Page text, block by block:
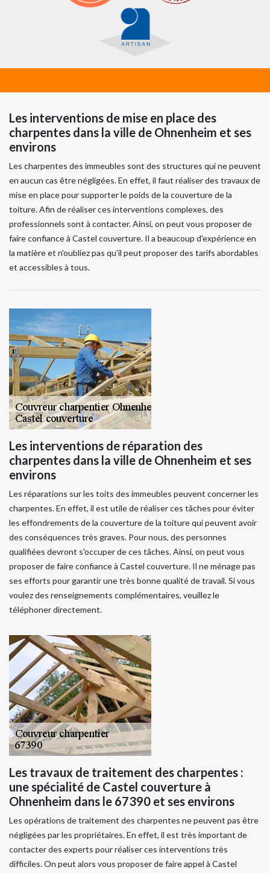
Les interventions de mise en place des
charpentes dans la ville de Ohnenheim et ses
environs
Les charpentes des immeubles sont des structures qui ne peuvent
en aucun cas être négligées. En effet, il faut réaliser des travaux de
mise en place pour supporter le poids de la couverture de la
toiture. Afin de réaliser ces interventions complexes, des
professionnels sont à contacter. Ainsi, on peut vous proposer de
faire confiance à Castel couverture. Il a beaucoup d'expérience en
la matière et n'oubliez pas qu'il peut proposer des tarifs abordables
et accessibles à tous.
Les interventions de réparation des
charpentes dans la ville de Ohnenheim et ses
environs
Les réparations sur les toits des immeubles peuvent concerner les
charpentes. En effet, il est utile de réaliser ces tâches pour éviter
les effondrements de la couverture de la toiture qui peuvent avoir
des conséquences très graves. Pour nous, des personnes
qualifiées devront s'occuper de ces tâches. Ainsi, on peut vous
proposer de faire confiance à Castel couverture. Il ne ménage pas
ses efforts pour garantir une très bonne qualité de travail. Si vous
voulez des renseignements complémentaires, veuillez le
téléphoner directement.
Les travaux de traitement des charpentes :
une spécialité de Castel couverture à
Ohnenheim dans le 67390 et ses environs
Les opérations de traitement des charpentes ne peuvent pas être
négligées par les propriétaires. En effet, il est très important de
contacter des experts pour réaliser ces interventions très
difficiles. On peut alors vous proposer de faire appel à Castel